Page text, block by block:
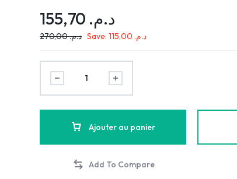
د.م.
د.م.270,00 Save: د.م.115,00
Ajouter au panier